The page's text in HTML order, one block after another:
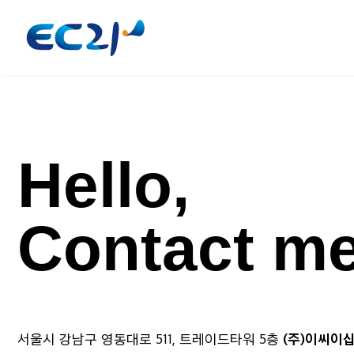
Hello,
Contact
서울시 강남구 영동대로 511, 트레이드타워 5층 (주)이씨이